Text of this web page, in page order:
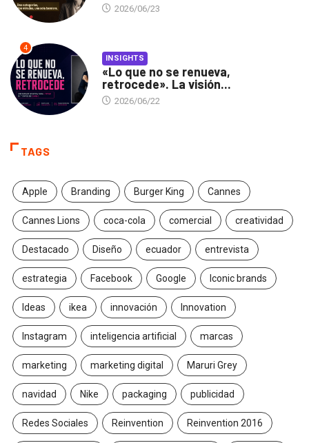
2026/06/23
4
INSIGHTS
«Lo que no se renueva,
retrocede». La visión...
2026/06/22
TAGS
Apple Branding Burger King Cannes
Cannes Lions coca-cola comercial creatividad
Destacado Diseño ecuador entrevista
estrategia Facebook Google Iconic brands
Ideas ikea innovación Innovation
Instagram inteligencia artificial marcas
marketing marketing digital Maruri Grey
navidad Nike packaging publicidad
Redes Sociales Reinvention Reinvention 2016